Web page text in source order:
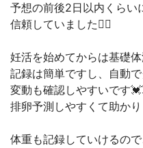
予想の前後2日以内くらい
信頼していました🙋‍♀️
妊活を始めてからは基礎体
記録は簡単ですし、自動
変動も確認しやすいです
排卵予測しやすくて助かり
体重も記録していけるの